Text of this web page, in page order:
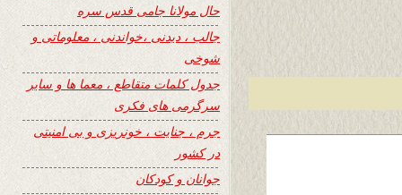
حال مولانا جامی قدس سره
جالب ، دیدنی ،خواندنی ، معلوماتی و
شوخی
جدول کلمات متقاطع ، معما ها و سایر
سرگرمی های فکری
جرم ، جنایت ، خونریزی و بی امنیتی
در کشور
جوانان و کودکان